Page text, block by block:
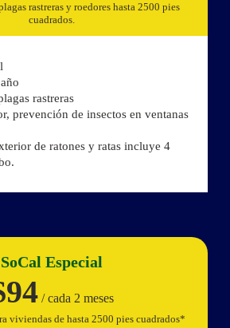
rastreras y roedores hasta 2500 pies
cuadrados.
rastreras
prevención de insectos en ventanas
de ratones y ratas incluye 4
SoCal Especial
/ cada 2 meses
viviendas de hasta 2500 pies cuadrados*